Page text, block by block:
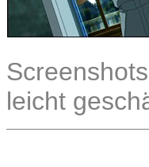
leicht